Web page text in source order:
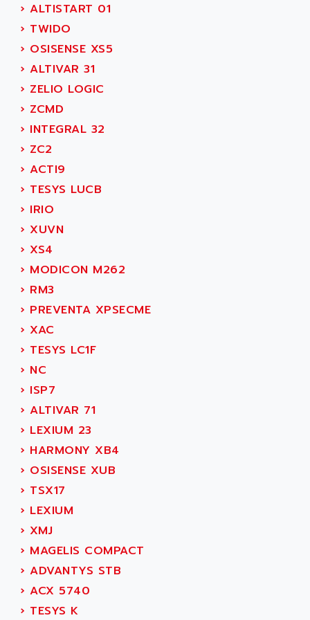
SMC 600
SMC50 / SMC600
SMC 25 et SMC 35
SMC25 et SMC35
SMC25
SMC
PB80
WS SERIES
PB200
984 SERIE
TSX21
15N
C200
SMC200 / 500
PLC-5
NC
SYSMAC
SERVO MOTOR
PERMANENT MAGNET MOTOR
BPH
BSM SERIE
SIMODRIVE 210
SIMODRIVE 610
SIMODRIVE 650
AC
AC AUTOMATION
AC SMARTMOTION
ACARD
ACB
ACBEL
ACCES
ACCROSSER
ACCU
ACCU-SORT SYSTEMS
ACDC
ACER
ACI ALPHANUMERIQUE
ACINDUCTO
ACKSYS
ACMA
ACOBAL
ACOMEL
ACOOL
ACOPIAN
ACQUIDUC
ACROMAG
ACS
ACS MOTION CONTROL
› ALTISTART 01
› TWIDO
› OSISENSE XS5
› ALTIVAR 31
› ZELIO LOGIC
› ZCMD
› INTEGRAL 32
› ZC2
› ACTI9
› TESYS LUCB
› IRIO
› XUVN
› XS4
› MODICON M262
› RM3
› PREVENTA XPSECME
› XAC
› TESYS LC1F
› NC
› ISP7
› ALTIVAR 71
› LEXIUM 23
› HARMONY XB4
› OSISENSE XUB
› TSX17
› LEXIUM
› XMJ
› MAGELIS COMPACT
› ADVANTYS STB
› ACX 5740
› TESYS K